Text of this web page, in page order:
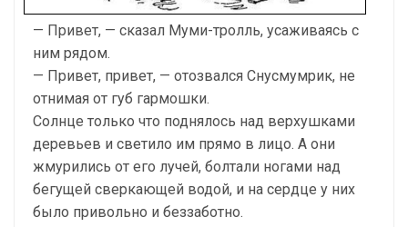
— Привет, — сказал Муми-тролль, усаживаясь с
ним рядом.
— Привет, привет, — отозвался Снусмумрик, не
отнимая от губ гармошки.
Солнце только что поднялось над верхушками
деревьев и светило им прямо в лицо. А они
жмурились от его лучей, болтали ногами над
бегущей сверкающей водой, и на сердце у них
было привольно и беззаботно.